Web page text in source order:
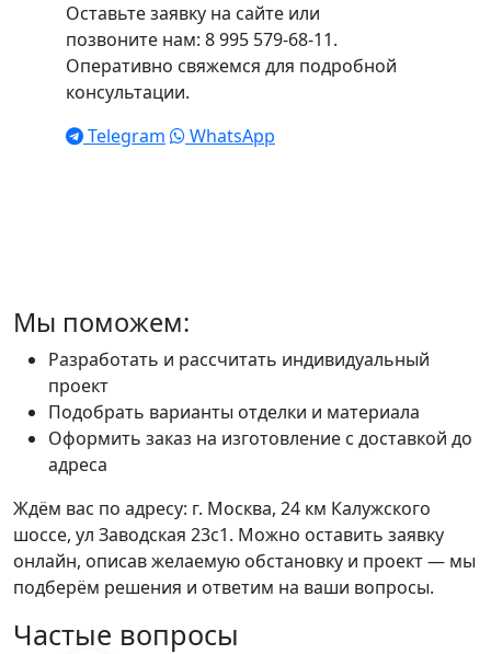
Оставьте заявку на сайте или
позвоните нам: 8 995 579-68-11.
Оперативно свяжемся для подробной
консультации.
Telegram
WhatsApp
Мы поможем:
Разработать и рассчитать индивидуальный
проект
Подобрать варианты отделки и материала
Оформить заказ на изготовление с доставкой до
адреса
Ждём вас по адресу: г. Москва, 24 км Калужского
шоссе, ул Заводская 23с1. Можно оставить заявку
онлайн, описав желаемую обстановку и проект — мы
подберём решения и ответим на ваши вопросы.
Частые вопросы